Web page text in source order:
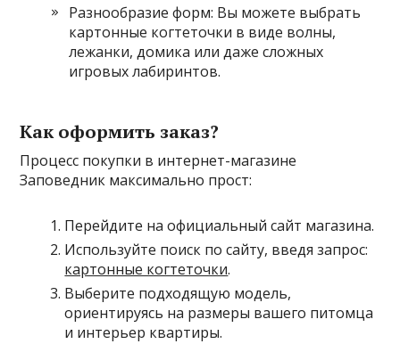
Разнообразие форм: Вы можете выбрать
картонные когтеточки в виде волны,
лежанки, домика или даже сложных
игровых лабиринтов.
Как оформить заказ?
Процесс покупки в интернет-магазине
Заповедник максимально прост:
Перейдите на официальный сайт магазина.
Используйте поиск по сайту, введя запрос:
картонные когтеточки.
Выберите подходящую модель,
ориентируясь на размеры вашего питомца
и интерьер квартиры.